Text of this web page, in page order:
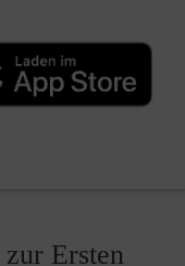
Ersten